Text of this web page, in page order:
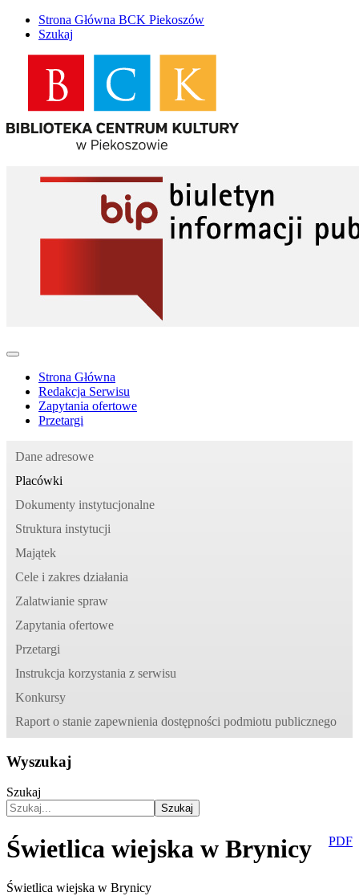
Strona Główna BCK Piekoszów
Szukaj
Strona Główna
Redakcja Serwisu
Zapytania ofertowe
Przetargi
Dane adresowe
Placówki
Dokumenty instytucjonalne
Struktura instytucji
Majątek
Cele i zakres działania
Zalatwianie spraw
Zapytania ofertowe
Przetargi
Instrukcja korzystania z serwisu
Konkursy
Raport o stanie zapewnienia dostępności podmiotu publicznego
Wyszukaj
Szukaj
Szukaj
PDF
Świetlica wiejska w Brynicy
Świetlica wiejska w Brynicy